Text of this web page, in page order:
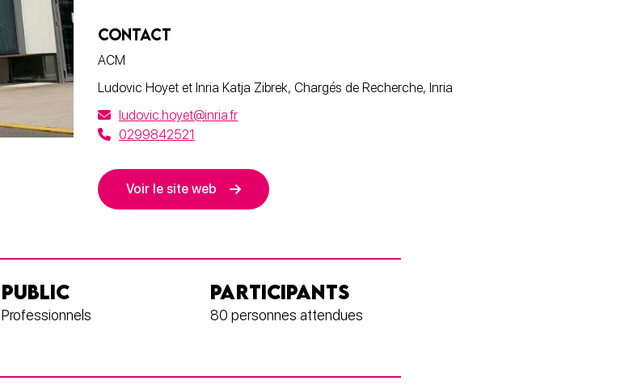
CONTACT
ACM
Ludovic Hoyet et Inria Katja Zibrek, Chargés de Recherche, Inria
ludovic.hoyet@inria.fr
0299842521
Voir le site web
PUBLIC
Professionnels
PARTICIPANTS
80 personnes attendues